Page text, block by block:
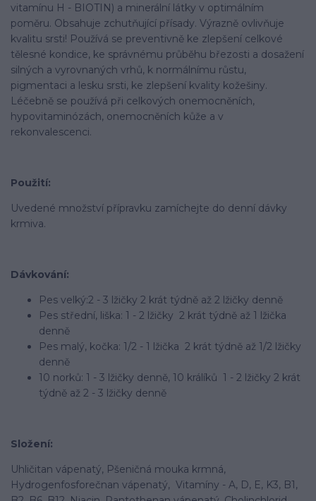
vitamínu H - BIOTIN) a minerální látky v optimálním
poměru. Obsahuje zchutňující přísady. Výrazně ovlivňuje
kvalitu srsti! Používá se preventivně ke zlepšení celkové
tělesné kondice, ke správnému průběhu březosti a dosažení
silných a vyrovnaných vrhů, k normálnímu růstu,
pigmentaci a lesku srsti, ke zlepšení kvality kožešiny.
Léčebně se používá při celkových onemocněních,
hypovitaminózách, onemocněních kůže a v
rekonvalescenci.
Použití:
Uvedené množství přípravku zamíchejte do denní dávky
krmiva.
Dávkování:
Pes velký:2 - 3 lžičky 2 krát týdně až 2 lžičky denně
Pes střední, liška: 1 - 2 lžičky 2 krát týdně až 1 lžička
denně
Pes malý, kočka: 1/2 - 1 lžička 2 krát týdně až 1/2 lžičky
denně
10 norků: 1 - 3 lžičky denně, 10 králíků 1 - 2 lžičky 2 krát
týdně až 2 - 3 lžičky denně
Složení:
Uhličitan vápenatý, Pšeničná mouka krmná,
Hydrogenfosforečnan vápenatý, Vitamíny - A, D, E, K3, B1,